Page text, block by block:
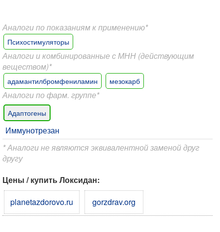
Аналоги по показаниям к применению*
Психостимуляторы
Аналоги и комбинированные с МНН (действующим
веществом)*
адамантилбромфениламин мезокарб
Аналоги по фарм. группе*
Адаптогены
Иммунотрезан
* Аналоги не являются эквивалентной заменой друг
другу
Цены / купить ​Локсидан:
planetazdorovo.ru
gorzdrav.org